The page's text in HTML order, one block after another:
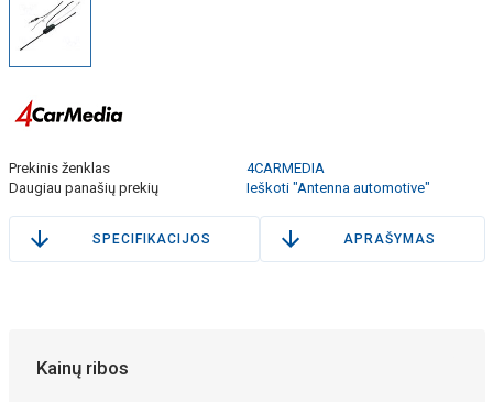
Prekinis ženklas
4CARMEDIA
Daugiau panašių prekių
Ieškoti "Antenna automotive"
SPECIFIKACIJOS APRAŠYMAS
Kainų ribos